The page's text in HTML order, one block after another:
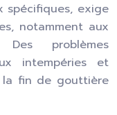
spécifiques, exige
notamment aux
problèmes
intempéries et
la fin de gouttière